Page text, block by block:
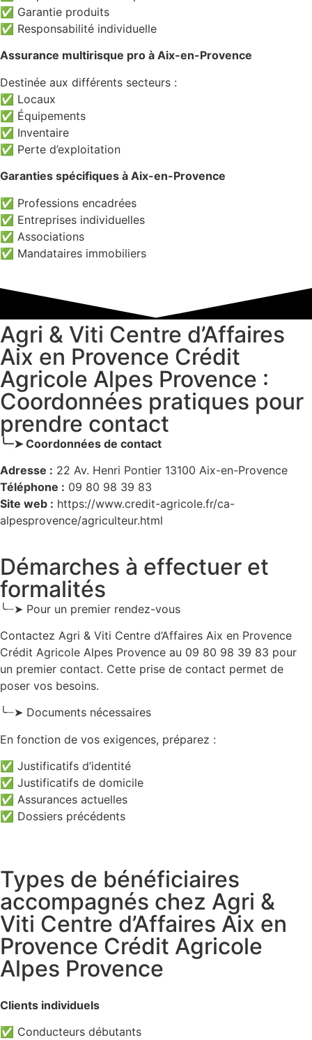
✅ Garantie produits
✅ Responsabilité individuelle
Assurance multirisque pro à Aix-en-Provence
Destinée aux différents secteurs :
✅ Locaux
✅ Équipements
✅ Inventaire
✅ Perte d’exploitation
Garanties spécifiques à Aix-en-Provence
✅ Professions encadrées
✅ Entreprises individuelles
✅ Associations
✅ Mandataires immobiliers
Agri & Viti Centre d’Affaires
Aix en Provence Crédit
Agricole Alpes Provence :
Coordonnées pratiques pour
prendre contact
╰┈➤ Coordonnées de contact
Adresse : 22 Av. Henri Pontier 13100 Aix-en-Provence
Téléphone : 09 80 98 39 83
Site web : https://www.credit-agricole.fr/ca-
alpesprovence/agriculteur.html
Démarches à effectuer et
formalités
╰┈➤ Pour un premier rendez-vous
Contactez Agri & Viti Centre d’Affaires Aix en Provence
Crédit Agricole Alpes Provence au 09 80 98 39 83 pour
un premier contact. Cette prise de contact permet de
poser vos besoins.
╰┈➤ Documents nécessaires
En fonction de vos exigences, préparez :
✅ Justificatifs d’identité
✅ Justificatifs de domicile
✅ Assurances actuelles
✅ Dossiers précédents
Types de bénéficiaires
accompagnés chez Agri &
Viti Centre d’Affaires Aix en
Provence Crédit Agricole
Alpes Provence
Clients individuels
✅ Conducteurs débutants